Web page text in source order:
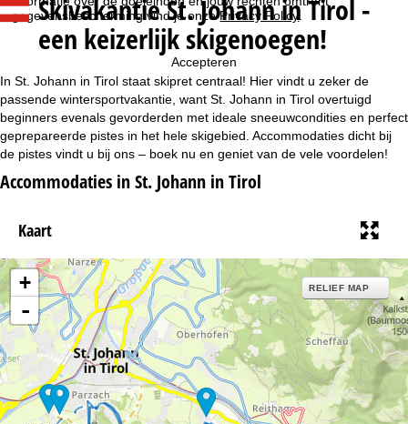
gegevensbescherming vind je onzePrivacy Policy
Accepteren
t
r
t
p
a
g
i
a
Skivakantie St. Johann in Tirol -
een keizerlijk skigenoegen!
In St. Johann in Tirol staat skipret centraal! Hier vindt u zeker de
passende wintersportvakantie, want St. Johann in Tirol overtuigd
beginners evenals gevorderden met ideale sneeuwcondities en perfect
geprepareerde pistes in het hele skigebied. Accommodaties dicht bij
de pistes vindt u bij ons – boek nu en geniet van de vele voordelen!
Accommodaties in St. Johann in Tirol
Kaart
+
-
RELIEF MAP